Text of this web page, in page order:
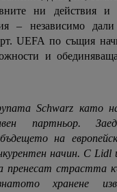
ни действия и
– независимо
UEFA по същия
и
Schwarz като
партньор.
на
начин. С Lidl
пренесат страстта
хранене
за в бъдеще,
за